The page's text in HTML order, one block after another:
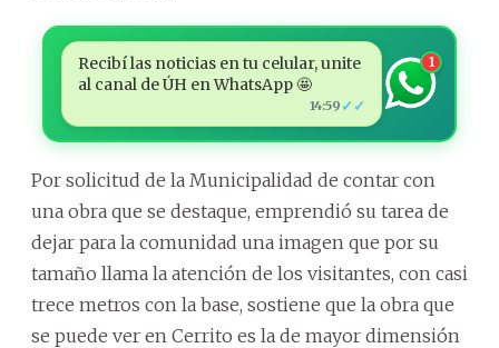
Recibí las noticias en tu celular, unite
al canal de ÚH en WhatsApp 🤩
14:59 ✓✓
1
Por solicitud de la Municipalidad de contar con
una obra que se destaque, emprendió su tarea de
dejar para la comunidad una imagen que por su
tamaño llama la atención de los visitantes, con casi
trece metros con la base, sostiene que la obra que
se puede ver en Cerrito es la de mayor dimensión